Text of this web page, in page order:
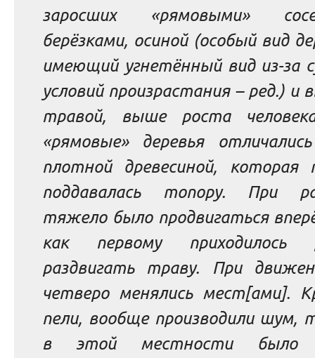
заросших «рямовыми»
берёзками, осиной (особый вид
имеющий угнетённый вид из-за
условий произрастания – ред.) и
травой, выше роста
«рямовые» деревья
плотной древесиной, которая
поддавалась топору.
При
тяжело было продвигаться
как первому приходилось
раздвигать траву. При
четверо менялись мест[ами].
пели, вообще производили шум,
в этой местности было